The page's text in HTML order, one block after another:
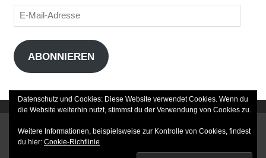
E-
Mail-
Adresse
ABONNIEREN
Datenschutz und Cookies: Diese Website verwendet Cookies. Wenn du
die Website weiterhin nutzt, stimmst du der Verwendung von Cookies zu.
Weitere Informationen, beispielsweise zur Kontrolle von Cookies, findest
du hier: Cookie-Richtlinie